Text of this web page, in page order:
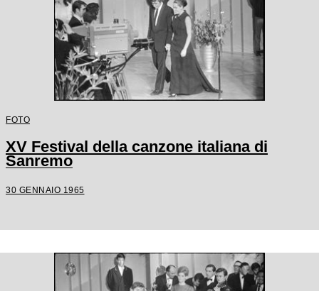
FOTO
XV Festival della canzone italiana di
Sanremo
30 GENNAIO 1965